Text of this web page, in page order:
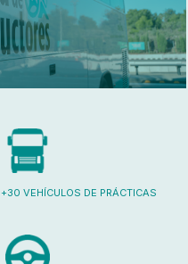
+30 VEHÍCULOS DE PRÁCTICAS